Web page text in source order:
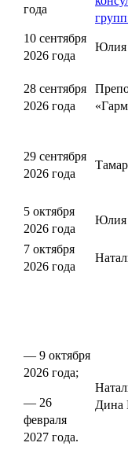
года
10 сентября
2026 года
Юлия
28 сентября
2026 года
29 сентября
2026 года
5 октября
2026 года
Юлия
7 октября
2026 года
— 9 октября
2026 года;
— 26
февраля
2027 года.
Дина